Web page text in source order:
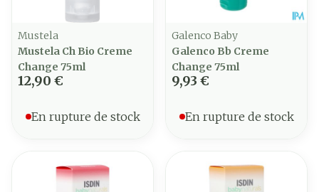
Mustela
Mustela Ch Bio Creme
Change 75ml
12,90 €
En rupture de stock
Galenco Baby
Galenco Bb Creme
Change 75ml
9,93 €
En rupture de stock